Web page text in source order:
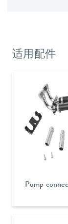
适用配件
Pump